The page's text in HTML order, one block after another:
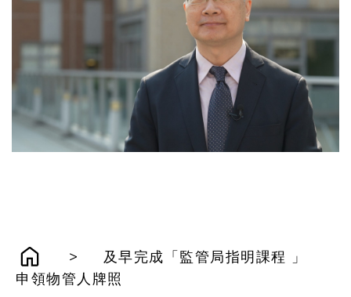
>
及早完成「監管局指明課程 」
申領物管人牌照